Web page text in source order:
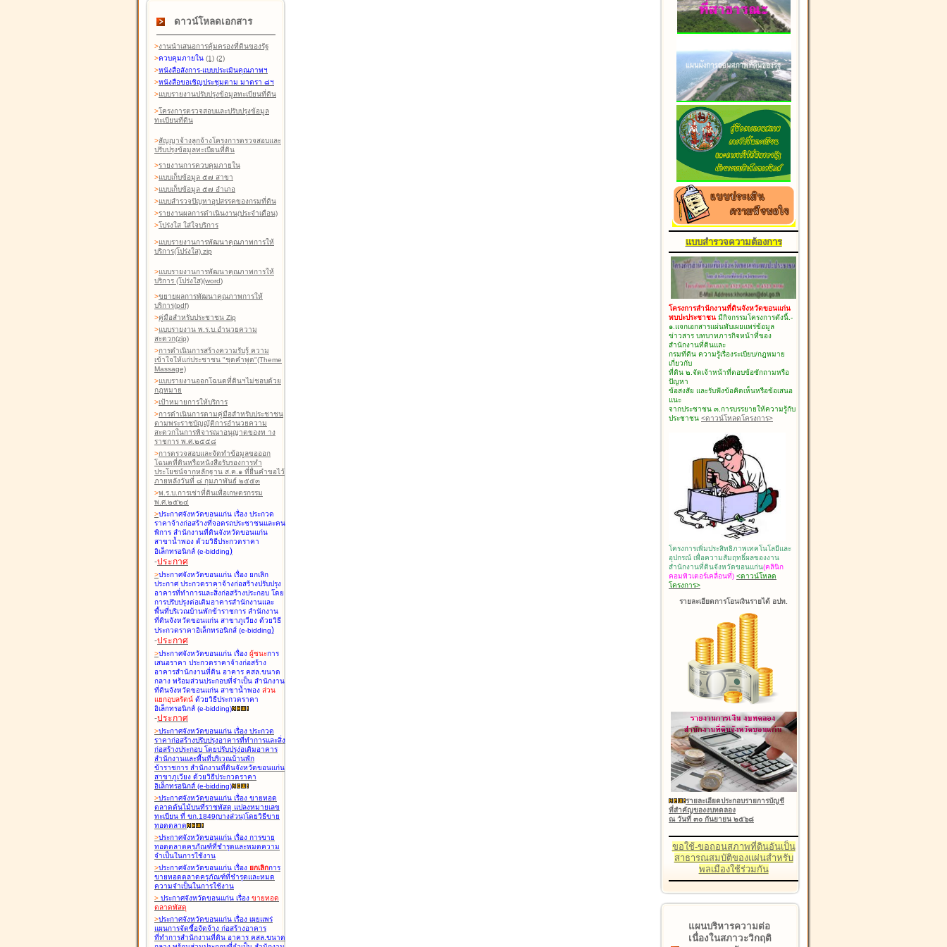
ดาวน์โหลดเอกสาร
>งานนำเสนอการคุ้มครองที่ดินของรัฐ
>ควบคุมภายใน (1) (2)
>หนังสือสังการ-แบบประเมินคุณภาพฯ
>หนังสือขอเชิญประชุมตาม มาตรา ๘ฯ
>แบบรายงานปรับปรุงข้อมูลทะเบียนที่ดิน
>โครงการตรวจสอบและปรับปรุงข้อมูล
ทะเบียนที่ดิน
>สัญญาจ้างลูกจ้างโครงการตรวจสอบและ
ปรับปรุงข้อมูลทะเบียนที่ดิน
>รายงานการควบคุมภายใน
>แบบเก็บข้อมูล ๕๗ สาขา
>แบบเก็บข้อมูล ๕๗ อำเภอ
>แบบสำรวจปัญหาอุปสรรคของกรมที่ดิน
>รายงานผลการดำเนินงาน(ประจำเดือน)
>โปร่งใส ใส่ใจบริการ
>แบบรายงานการพัฒนาคุณภาพการให้
บริการ(โปร่งใส).zip
>แบบรายงานการพัฒนาคุณภาพการให้
บริการ (โปร่งใส)(word)
>ขยายผลการพัฒนาคุณภาพการให้
บริการ(pdf)
>คู่มือสำหรับประชาชน Zip
>แบบรายงาน พ.ร.บ.อำนวยความ
สะดวก(zip)
>การดำเนินการสร้างความรับรู้ ความ
เข้าใจให้แก่ประชาชน "ชุดคำพูด"(Theme
Massage)
>แบบรายงานออกโฉนดที่ดินฯไม่ชอบด้วย
กฎหมาย
>เป้าหมายการให้บริการ
>การดำเนินการตามคู่มือสำหรับประชาชน
ตามพระราชบัญญัติการอำนวยความ
สะดวกในการพิจารณาอนุญาตของท าง
ราชการ พ.ศ.๒๕๕๘
>การตรวจสอบและจัดทำข้อมูลขอออก
โฉนดที่ดินหรือหนังสือรับรองการทำ
ประโยชน์จากหลักฐาน ส.ค.๑ ที่ยื่นคำขอไว้
ภายหลังวันที่ ๘ กุมภาพันธ์ ๒๕๕๓
>พ.ร.บ.การเช่าที่ดินเพื่อเกษตรกรรม
พ.ศ.๒๕๒๔
>ประกาศจังหวัดขอนแก่น เรื่อง ประกวด
ราคาจ้างก่อสร้างที่จอดรถประชาชนและคน
พิการ สำนักงานที่ดินจังหวัดขอนแก่น
สาขาน้ำพอง ด้วยวิธีประกวดราคา
อิเล็กทรอนิกส์ (e-bidding)
-ประกาศ
>ประกาศจังหวัดขอนแก่น เรื่อง ยกเลิก
ประกาศ ประกวดราคาจ้างก่อสร้างปรับปรุง
อาคารที่ทำการและสิ่งก่อสร้างประกอบ โดย
การปรับปรุงต่อเติมอาคารสำนักงานและ
พื้นที่บริเวณบ้านพักข้าราชการ สำนักงาน
ที่ดินจังหวัดขอนแก่น สาขาภูเวียง ด้วยวิธี
ประกวดราคาอิเล็กทรอนิกส์ (e-bidding)
-ประกาศ
>ประกาศจังหวัดขอนแก่น เรื่อง ผู้ชนะการ
เสนอราคา ประกวดราคาจ้างก่อสร้าง
อาคารสำนักงานที่ดิน อาคาร คสล.ขนาด
กลาง พร้อมส่วนประกอบที่จำเป็น สำนักงาน
ที่ดินจังหวัดขอนแก่น สาขาน้ำพอง ส่วน
แยกอุบลรัตน์ ด้วยวิธีประกวดราคา
อิเล็กทรอนิกส์ (e-bidding)
-ประกาศ
>ประกาศจังหวัดขอนแก่น เรื่อง ประกวด
ราคาก่อสร้างปรับปรุงอาคารที่ทำการและสิ่ง
ก่อสร้างประกอบ โดยปรับปรุง่อเติมอาคาร
สำนักงานและพื้นที่บริเวณบ้านพัก
ข้าราชการ สำนักงานที่ดินจังหวัดขอนแก่น
สาขาภูเวียง ด้วยวิธีประกวดราคา
อิเล็กทรอนิกส์ (e-bidding)
>ประกาศจังหวัดขอนแก่น เรื่อง ขายทอด
ตลาดต้นไม้บนที่ราชพัสดุ แปลงหมายเลข
ทะเบียน ที่ ขก.1849(บางส่วน)โดยวิธีขาย
ทอดตลาด
>ประกาศจังหวัดขอนแก่น เรื่อง การขาย
ทอดตลาดครุภัณฑ์ที่ชำรุดและหมดความ
จำเป็นในการใช้งาน
>ประกาศจังหวัดขอนแก่น เรื่อง ยกเลิกการ
ขายทอดตลาดครุภัณฑ์ที่ชำรุดและหมด
ความจำเป็นในการใช้งาน
> ประกาศจังหวัดขอนแก่น เรื่อง ขายทอด
ตลาดพัสดุ
>ประกาศจังหวัดขอนแก่น เรื่อง เผยแพร่
แผนการจัดซื้อจัดจ้าง ก่อสร้างอาคาร
ที่ทำการสำนักงานที่ดิน อาคาร คสล.ขนาด
แบบสำรวจความต้องการ
โครงการสำนักงานที่ดินจังหวัดขอนแก่น
พบปะประชาชน มีกิจกรรมโครงการดังนี้.-
๑.แจกเอกสารแผ่นพับเผยแพร่ข้อมูล
ข่าวสาร บทบาทภารกิจหน้าที่ของ
สำนักงานที่ดินและ
กรมที่ดิน ความรู้เรื่องระเบียบ/กฎหมาย
เกี่ยวกับ
ที่ดิน ๒.จัดเจ้าหน้าที่ตอบข้อซักถามหรือ
ปัญหา
ข้อสงสัย และรับฟังข้อคิดเห็นหรือข้อเสนอ
แนะ
จากประชาชน ๓.การบรรยายให้ความรู้กับ
ประชาชน <ดาวน์โหลดโครงการ>
โครงการเพิ่มประสิทธิภาพเทคโนโลยีและ
อุปกรณ์ เพื่อความสัมฤทธิ์ผลของงาน
สำนักงานที่ดินจังหวัดขอนแก่น(คลินิก
คอมพิวเตอร์เคลื่อนที่) <ดาวน์โหลด
โครงการ>
รายละเอียดการโอนเงินรายได้ อปท.
รายละเอียดประกอบรายการบัญชี
ที่สำคัญของงบทดลอง
ณ วันที่ ๓๐ กันยายน ๒๕๖๘
ขอใช้-ขอถอนสภาพที่ดินอันเป็น
สาธารณสมบัติของแผ่นสำหรับ
พลเมืองใช้ร่วมกัน
แผนบริหารความต่อ
เนื่องในสภาวะวิกฤติ